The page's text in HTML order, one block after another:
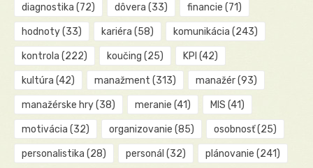
diagnostika (72) dôvera (33) financie (71)
hodnoty(33) kariéra (58) komunikácia (243)
kontrola (222) koučing (25) KPI (42)
kultúra (42) manažment (313) manažér(93)
manažérske hry(38) meranie (41) MIS (41)
motivácia (32) organizovanie (85) osobnosť(25)
personalistika (28) personál (32) plánovanie (241)